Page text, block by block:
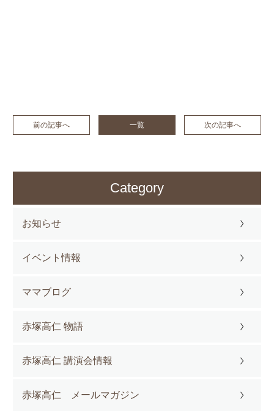
前の記事へ 一覧 次の記事へ
Category
お知らせ
イベント情報
ママブログ
赤塚高仁 物語
赤塚高仁 講演会情報
赤塚高仁 メールマガジン